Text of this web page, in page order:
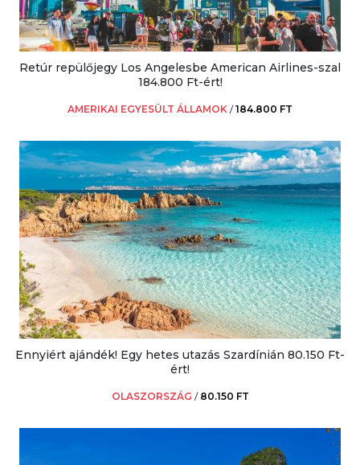
Retúr repülőjegy Los Angelesbe American Airlines-szal
184.800 Ft-ért!
AMERIKAI EGYESÜLT ÁLLAMOK /184.800 FT
Ennyiért ajándék! Egy hetes utazás Szardínián 80.150 Ft-
ért!
OLASZORSZÁG / 80.150 FT